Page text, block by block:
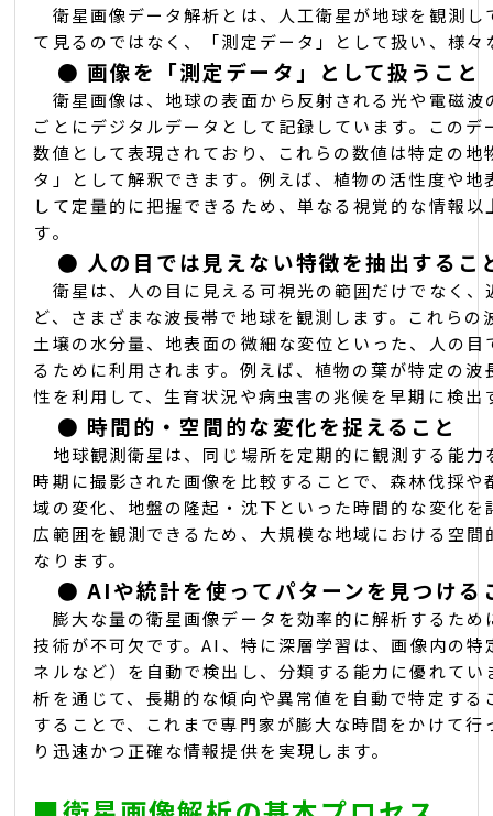
衛星画像データ解析とは、人工衛星が地球を観測
て見るのではなく、「測定データ」として扱い、様
● 画像を「測定データ」として扱うこと
衛星画像は、地球の表面から反射される光や電磁
ごとにデジタルデータとして記録しています。この
数値として表現されており、これらの数値は特定の
タ」として解釈できます。例えば、植物の活性度や
して定量的に把握できるため、単なる視覚的な情報
す。
● 人の目では見えない特徴を抽出するこ
衛星は、人の目に見える可視光の範囲だけでなく
ど、さまざまな波長帯で地球を観測します。これら
土壌の水分量、地表面の微細な変位といった、人の
るために利用されます。例えば、植物の葉が特定の
性を利用して、生育状況や病虫害の兆候を早期に検出
● 時間的・空間的な変化を捉えること
地球観測衛星は、同じ場所を定期的に観測する能力
時期に撮影された画像を比較することで、森林伐採
域の変化、地盤の隆起・沈下といった時間的な変化
広範囲を観測できるため、大規模な地域における空
なります。
● AIや統計を使ってパターンを見つける
膨大な量の衛星画像データを効率的に解析するた
技術が不可欠です。AI、特に深層学習は、画像内の
ネルなど）を自動で検出し、分類する能力に優れて
析を通じて、長期的な傾向や異常値を自動で特定す
することで、これまで専門家が膨大な時間をかけて
り迅速かつ正確な情報提供を実現します。